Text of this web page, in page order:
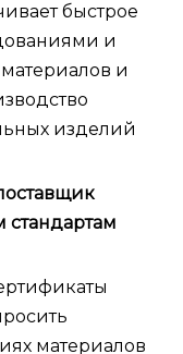
быстрое
и
и
изделий
стандартам
материалов